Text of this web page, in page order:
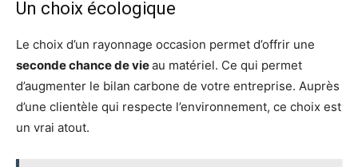
Un choix écologique
Le choix d’un rayonnage occasion permet d’offrir une
seconde chance de vieau matériel. Ce qui permet
d’augmenter le bilan carbone de votre entreprise. Auprès
d’une clientèle qui respecte l’environnement, ce choix est
un vrai atout.